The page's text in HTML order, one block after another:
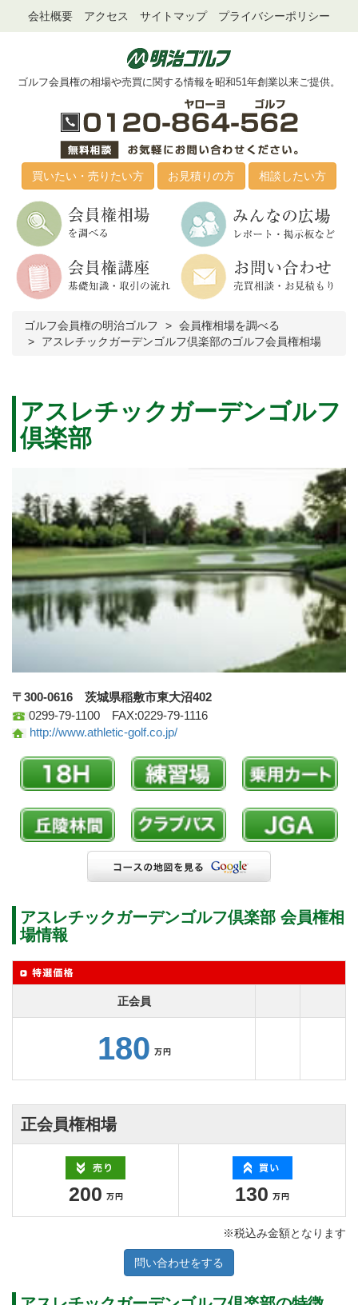
会社概要 アクセス サイトマップ プライバシーポリシー
ゴルフ会員権の相場や売買に関する情報を昭和51年創業以来ご提供。
買いたい・売りたい方 お見積りの方 相談したい方
ゴルフ会員権の明治ゴルフ
会員権相場を調べる
アスレチックガーデンゴルフ倶楽部のゴルフ会員権相場
アスレチックガーデンゴルフ
倶楽部
〒300-0616 茨城県稲敷市東大沼402
0299-79-1100 FAX:0229-79-1116
http://www.athletic-golf.co.jp/
アスレチックガーデンゴルフ倶楽部 会員権相
場情報
正会員
180
正会員権相場
200 130
※税込み金額となります
問い合わせをする